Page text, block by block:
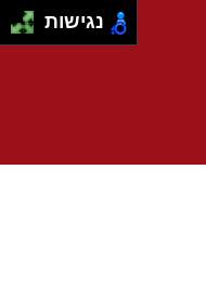
נגישות